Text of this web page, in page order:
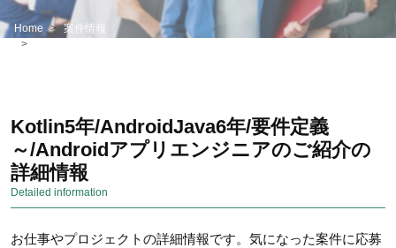
Home
案件情報
Kotlin5年/AndroidJava6年/要件定義
～/Androidアプリエンジニアのご紹介の
詳細情報
Detailed information
お仕事やプロジェクトの詳細情報です。気になった案件に応募